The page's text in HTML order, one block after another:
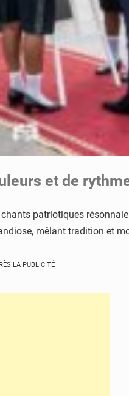
et de
patriotiques
mêlant tradition et
LA PUBLICITÉ